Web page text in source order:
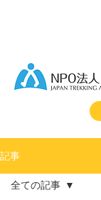
記事
全ての記事